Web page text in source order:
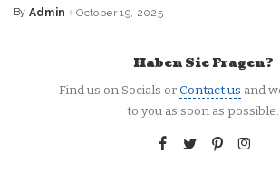
Posted
By Admin October 19, 2025
Haben Sie Fragen?
Find us on Socials orContact us and
to you as soon as possible.